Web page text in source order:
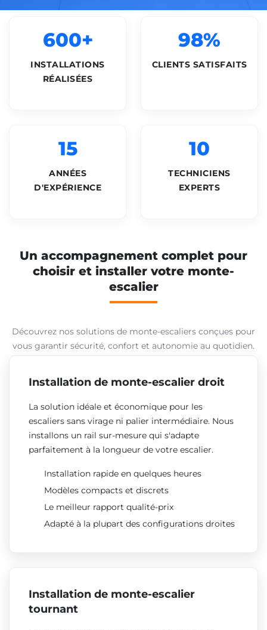
600+
INSTALLATIONS
RÉALISÉES
98%
CLIENTS SATISFAITS
15
ANNÉES
D'EXPÉRIENCE
10
TECHNICIENS
EXPERTS
Un accompagnement complet pour
choisir et installer votre monte-
escalier
Découvrez nos solutions de monte-escaliers conçues pour
vous garantir sécurité, confort et autonomie au quotidien.
Installation de monte-escalier droit
La solution idéale et économique pour les
escaliers sans virage ni palier intermédiaire. Nous
installons un rail sur-mesure qui s'adapte
parfaitement à la longueur de votre escalier.
Installation rapide en quelques heures
Modèles compacts et discrets
Le meilleur rapport qualité-prix
Adapté à la plupart des configurations droites
Installation de monte-escalier
tournant